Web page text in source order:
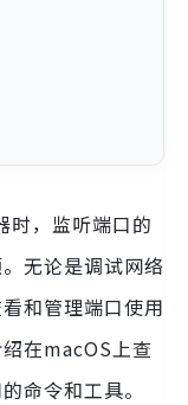
时，监听端口的
无论是调试网络
和管理端口使用
在macOS上查
命令和工具。